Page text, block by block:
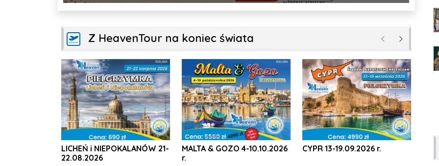
Z HeavenTour na koniec świata PoprzednieNastępne
LICHEŃ i NIEPOKALANÓW 21-
22.08.2026
MALTA & GOZO 4-10.10.2026
r.
CYPR 13-19.09.2026 r.